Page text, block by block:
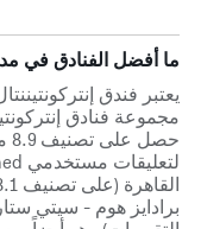
ما أفضل الفنادق في
يعتبر فندق
مجموعة فنادق